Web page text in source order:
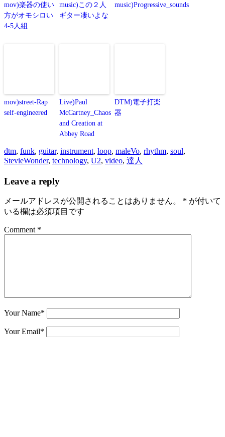
mov)楽器の使い
方がオモシロい
4-5人組
music)この２人
ギター凄いよな
music)Progressive_sounds
mov)street-Rap
self-engineered
Live)Paul
McCartney_Chaos
and Creation at
Abbey Road
DTM)電子打楽
器
dtm, funk, guitar, instrument, loop, maleVo, rhythm, soul,
StevieWonder, technology, U2, video, 達人
Leave a reply
メールアドレスが公開されることはありません。 * が付いて
いる欄は必須項目です
Comment *
Your Name*
Your Email*